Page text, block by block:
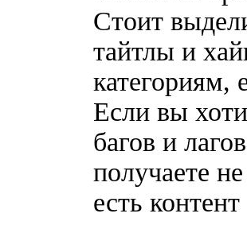
Стоит
тайтлы и
категориям,
Если вы
багов и
получаете
есть